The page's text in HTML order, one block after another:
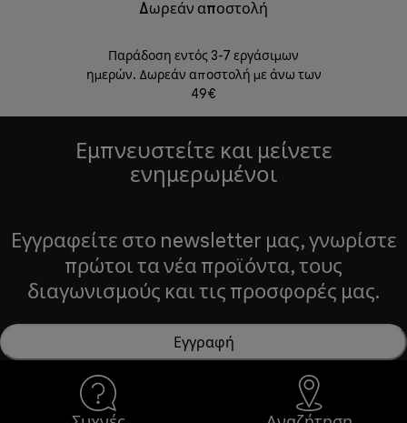
Δωρεάν αποστολή
Παράδοση εντός 3-7 εργάσιμων
ημερών. Δωρεάν αποστολή με άνω των
49€
Εμπνευστείτε και μείνετε
ενημερωμένοι
Εγγραφείτε στο newsletter μας, γνωρίστε
πρώτοι τα νέα προϊόντα, τους
διαγωνισμούς και τις προσφορές μας.
Εγγραφή